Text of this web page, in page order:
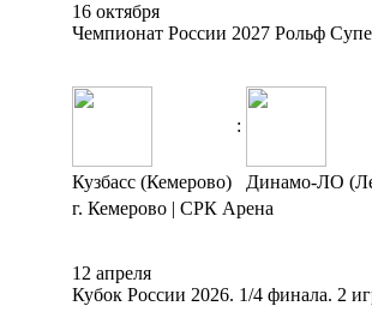
16 октября
Чемпионат России 2027 Рольф
:
Кузбасс (Кемерово)
Динамо-ЛО
г. Кемерово | СРК Арена
12 апреля
Кубок России 2026. 1/4 финала. 2